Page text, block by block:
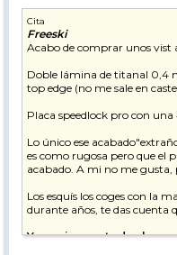
Cita
Freeski
Acabo de comprar unos vist
Doble lámina de titanal 0,4
top edge (no me sale en
Placa speedlock pro con una
Lo único ese
es como rugosa pero que el
acabado. A mi no me gusta,
Los esquís los coges con la
durante años, te das cuenta
Y en mi caso, todas las